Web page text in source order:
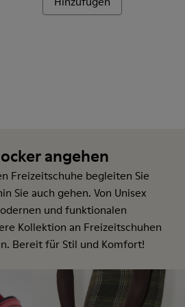
angehen
Freizeitschuhe begleiten Sie
Sie auch gehen. Von Unisex
und funktionalen
Kollektion an Freizeitschuhen
Bereit für Stil und Komfort!